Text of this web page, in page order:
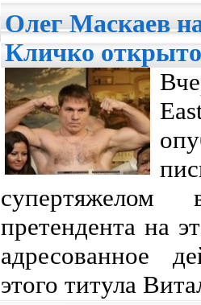
Олег Маскаев
Кличко
супертяжелом
претендента на
адресованное
этого титула